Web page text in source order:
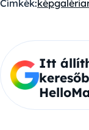
Címkék:képgaléria
Itt